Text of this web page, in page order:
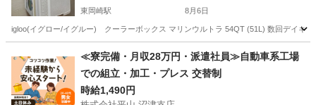
東岡崎駅 8月6日
igloo(イグロー/イグルー) クーラーボックス マリンウルトラ 54QT (51L) 数回デイキ
東岡崎駅 その他 イグルー
≪寮完備・月収28万円・派遣社員≫自動車系工場
での組立・加工・プレス 交替制
時給1,490円